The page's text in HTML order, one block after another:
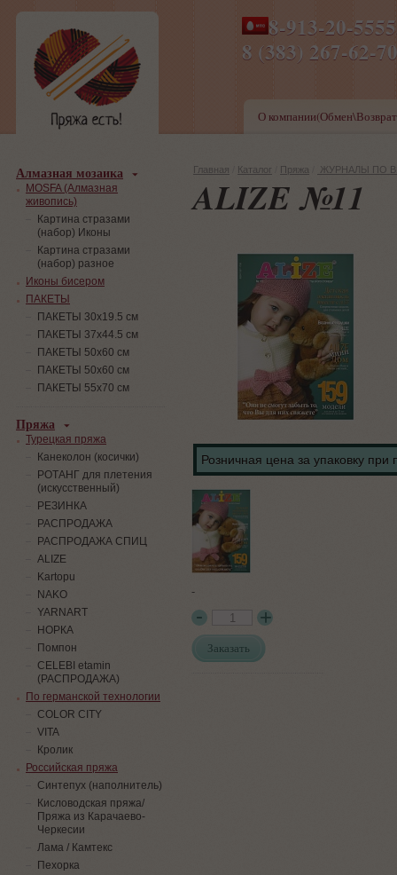
8-913-20-
8 (383) 267-
ПН-ПТ 8-17,СБ-ВС 9-
О
Главная Каталог Пряжа ЖУРНАЛЫ ПО
ALIZE №11
Розничная цена за упаковку при
-
Заказать
Алмазная мозаика
MOSFA (Алмазная
живопись)
Картина стразами
(набор) Иконы
Картина стразами
(набор) разное
Иконы бисером
ПАКЕТЫ
ПАКЕТЫ 30х19.5 см
ПАКЕТЫ 37х44.5 см
ПАКЕТЫ 50х60 см
ПАКЕТЫ 50х60 см
ПАКЕТЫ 55х70 см
Пряжа
Турецкая пряжа
Канеколон (косички)
РОТАНГ для плетения
(искусственный)
PЕЗИНКА
РАСПРОДАЖА
РАСПРОДАЖА СПИЦ
ALIZE
Kartopu
NAKO
YARNART
НОРКА
Помпон
СELEBI etamin
(РАСПРОДАЖА)
По германской технологии
COLOR CITY
VITA
Кролик
Российская пряжа
Синтепух (наполнитель)
Кисловодская пряжа/
Пряжа из Карачаево-
Черкесии
Лама / Камтекс
Пехорка